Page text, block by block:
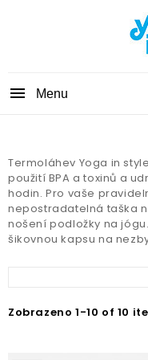

Termoláhev Yoga in
použití BPA a toxinů a
hodin. Pro vaše
nepostradatelná taška
nošení podložky na
šikovnou kapsu na
Zobrazeno 1-10 of 10